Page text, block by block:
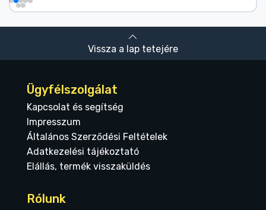
Vissza a lap tetejére
Ügyfélszolgálat
Kapcsolat és segítség
Impresszum
Általános Szerződési Feltételek
Adatkezelési tájékoztató
Elállás, termék visszaküldés
Rólunk